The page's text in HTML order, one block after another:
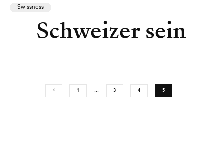
Swissness
Schweizer sein
1 … 3 4 5